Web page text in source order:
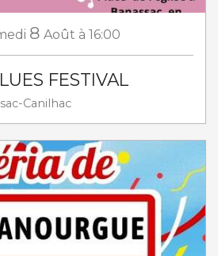
8 Août à 16:00
FESTIVAL
Canilhac